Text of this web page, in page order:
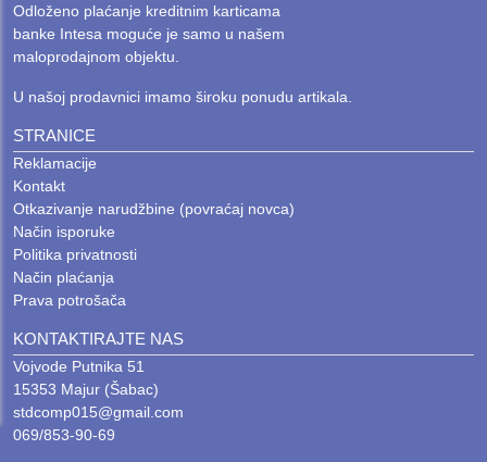
Odloženo plaćanje kreditnim karticama
banke Intesa moguće je samo u našem
maloprodajnom objektu.
U našoj prodavnici imamo široku ponudu artikala.
STRANICE
Reklamacije
Kontakt
Otkazivanje narudžbine (povraćaj novca)
Način isporuke
Politika privatnosti
Način plaćanja
Prava potrošača
KONTAKTIRAJTE NAS
Vojvode Putnika 51
15353 Majur (Šabac)
stdcomp015@gmail.com
069/853-90-69